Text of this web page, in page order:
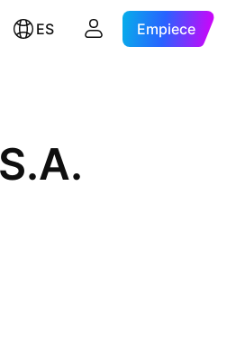
ES Empiece